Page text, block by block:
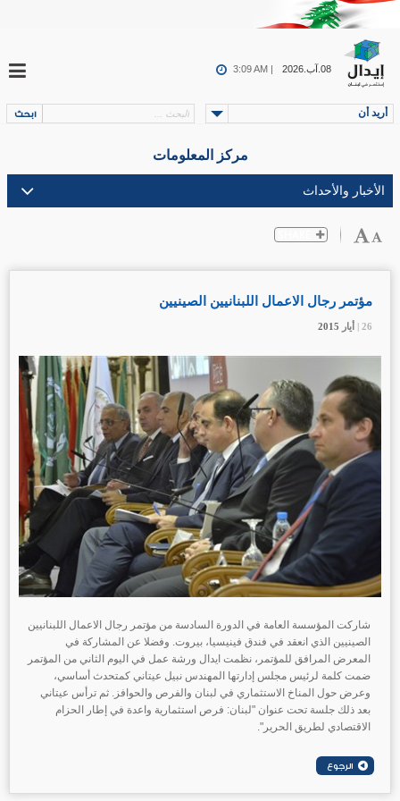
08.آب.2026 3:09 AM |
أريد أن
مركز المعلومات
26 | أيار
مؤتمر رجال الاعمال اللبنانيين الصينيين
26 | أيار 26 | أيار
شاركت المؤسسة العامة في الدورة السادسة من مؤتمر رجال الاعمال اللبنانيين
الصينيين الذي انعقد في فندق فينيسيا، بيروت. وفضلا عن المشاركة في
المعرض المرافق للمؤتمر، نظمت ايدال ورشة عمل في اليوم الثاني من المؤتمر
ضمت كلمة لرئيس مجلس إدارتها المهندس نبيل عيتاني كمتحدث أساسي،
وعرض حول المناخ الاستثماري في لبنان والفرص والحوافز. ثم ترأس عيتاني
بعد ذلك جلسة تحت عنوان "لبنان: فرص استثمارية واعدة في إطار الحزام
الاقتصادي لطريق الحرير".